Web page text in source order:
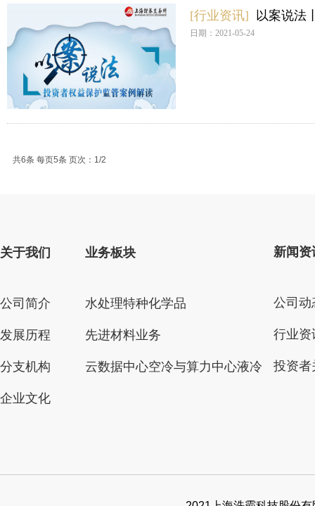
[行业资讯] 以案说法
日期：2021-05-24
共6条 每页5条 页次：1/2
业务板块
水处理特种化学品
先进材料业务
云数据中心空冷与算力中心液冷
新闻资
公司动
行业资
投资者
关于我们
公司简介
发展历程
分支机构
企业文化